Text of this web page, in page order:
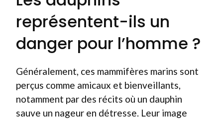
représentent-ils un
danger pour l’homme ?
Généralement, ces mammifères marins sont
perçus comme amicaux et bienveillants,
notamment par des récits où un dauphin
sauve un nageur en détresse. Leur image